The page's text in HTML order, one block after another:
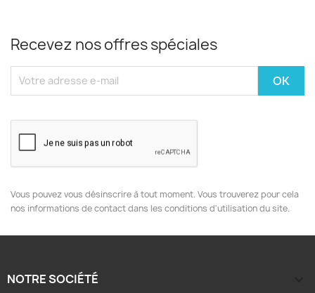
Recevez nos offres spéciales
Vous pouvez vous désinscrire à tout moment. Vous trouverez pour cela
nos informations de contact dans les conditions d'utilisation du site.
NOTRE SOCIÉTÉ